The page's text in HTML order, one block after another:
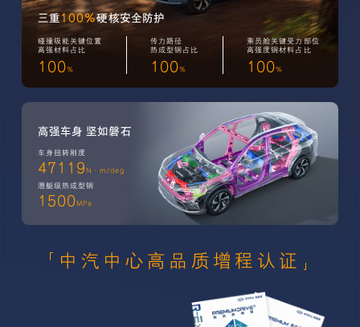
三重100%硬核安全防护
碰撞吸能关键位置
高强材料占比
100%
传力路径
热成型钢占比
100%
乘员舱关键受力部位
高强度钢材料占比
100%
高强车身 坚如磐石
车身扭转刚度
47119N·m/deg
潜艇级热成型钢
1500MPa
中汽中心高品质增程认证